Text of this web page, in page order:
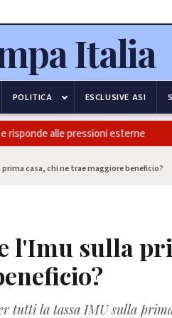
POLITICA ESCLUSIVE ASI
alle pressioni esterne
casa, chi ne trae maggiore beneficio?
l'Imu sulla
tutti la tassa IMU sulla